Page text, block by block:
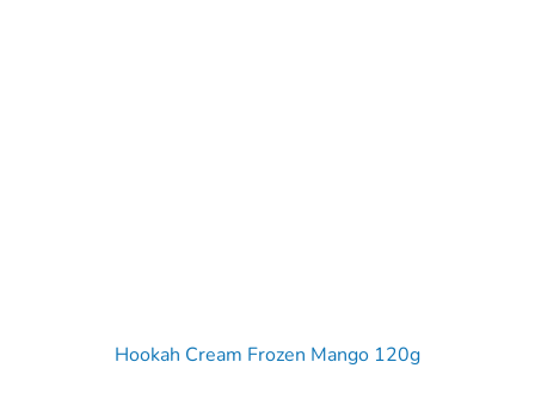
Hookah Cream Frozen Mango 120g